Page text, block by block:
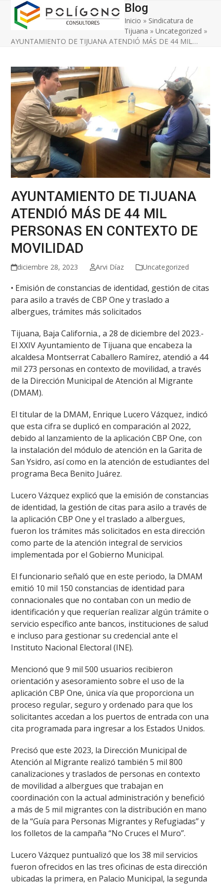
Skip
content
Open
mobile
menu
Close
mobile
menu
Blog
Inicio » Sindicatura de
Tijuana »Uncategorized »
AYUNTAMIENTO DE TIJUANA ATENDIÓ MÁS DE 44 MIL…
AYUNTAMIENTO DE TIJUANA
ATENDIÓ MÁS DE 44 MIL
PERSONAS EN CONTEXTO DE
MOVILIDAD
diciembre 28, 2023 Arvi Díaz Uncategorized
• Emisión de constancias de identidad, gestión de citas
para asilo a través de CBP One y traslado a
albergues, trámites más solicitados
Tijuana, Baja California., a 28 de diciembre del 2023.-
El XXIV Ayuntamiento de Tijuana que encabeza la
alcaldesa Montserrat Caballero Ramírez, atendió a 44
mil 273 personas en contexto de movilidad, a través
de la Dirección Municipal de Atención al Migrante
(DMAM).
El titular de la DMAM, Enrique Lucero Vázquez, indicó
que esta cifra se duplicó en comparación al 2022,
debido al lanzamiento de la aplicación CBP One, con
la instalación del módulo de atención en la Garita de
San Ysidro, así como en la atención de estudiantes del
programa Beca Benito Juárez.
Lucero Vázquez explicó que la emisión de constancias
de identidad, la gestión de citas para asilo a través de
la aplicación CBP One y el traslado a albergues,
fueron los trámites más solicitados en esta dirección
como parte de la atención integral de servicios
implementada por el Gobierno Municipal.
El funcionario señaló que en este periodo, la DMAM
emitió 10 mil 150 constancias de identidad para
connacionales que no contaban con un medio de
identificación y que requerían realizar algún trámite o
servicio específico ante bancos, instituciones de salud
e incluso para gestionar su credencial ante el
Instituto Nacional Electoral (INE).
Mencionó que 9 mil 500 usuarios recibieron
orientación y asesoramiento sobre el uso de la
aplicación CBP One, única vía que proporciona un
proceso regular, seguro y ordenado para que los
solicitantes accedan a los puertos de entrada con una
cita programada para ingresar a los Estados Unidos.
Precisó que este 2023, la Dirección Municipal de
Atención al Migrante realizó también 5 mil 800
canalizaciones y traslados de personas en contexto
de movilidad a albergues que trabajan en
coordinación con la actual administración y benefició
a más de 5 mil migrantes con la distribución en mano
de la “Guía para Personas Migrantes y Refugiadas” y
los folletos de la campaña “No Cruces el Muro”.
Lucero Vázquez puntualizó que los 38 mil servicios
fueron ofrecidos en las tres oficinas de esta dirección
ubicadas la primera, en Palacio Municipal, la segunda